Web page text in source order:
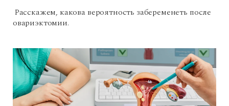
Расскажем, какова вероятность забеременеть после
овариэктомии.